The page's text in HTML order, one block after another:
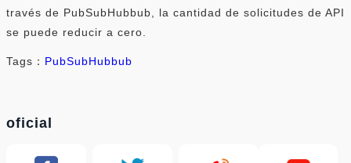
través de PubSubHubbub, la cantidad de solicitudes de API
se puede reducir a cero.
Tags： PubSubHubbub
oficial